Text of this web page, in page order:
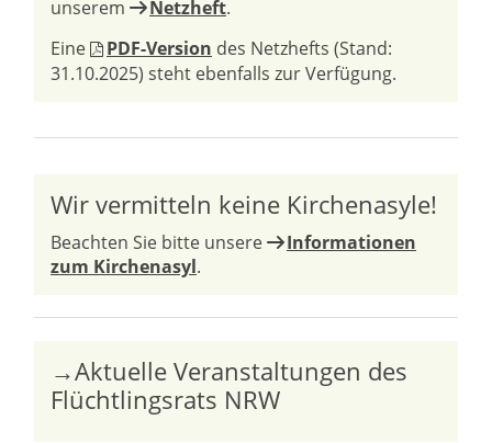
unserem
Netzheft.
Eine
PDF-Version des Netzhefts (Stand:
31.10.2025) steht ebenfalls zur Verfügung.
Wir vermitteln keine Kirchenasyle!
Beachten Sie bitte unsere
Informationen
zum Kirchenasyl.
→Aktuelle Veranstaltungen des
Flüchtlingsrats NRW